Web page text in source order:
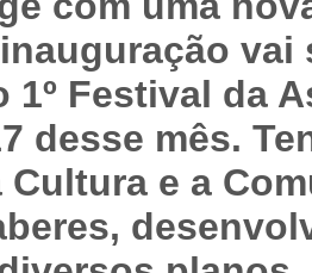
vai
1º Festival da
desse mês.
Cultura e a